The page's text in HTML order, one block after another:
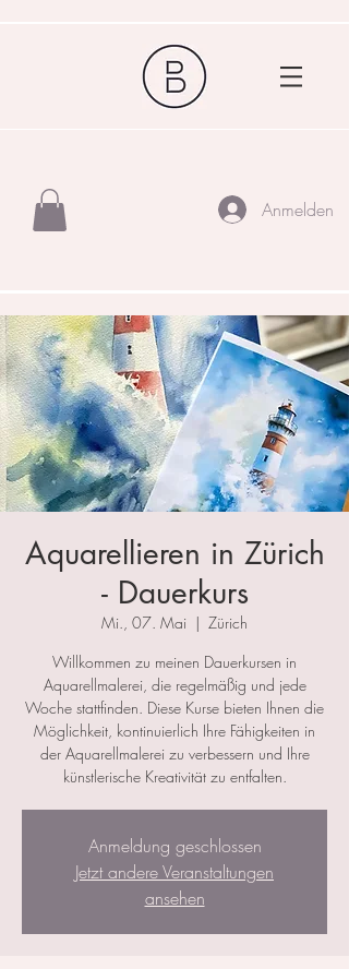
Anmelden
Aquarellieren in Zürich
- Dauerkurs
Mi., 07. Mai
  |
Zürich
Willkommen zu meinen Dauerkursen in
Aquarellmalerei, die regelmäßig und jede
Woche stattfinden. Diese Kurse bieten Ihnen die
Möglichkeit, kontinuierlich Ihre Fähigkeiten in
der Aquarellmalerei zu verbessern und Ihre
künstlerische Kreativität zu entfalten.
Anmeldung geschlossen
Jetzt andere Veranstaltungen
ansehen